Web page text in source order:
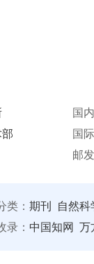
国
国
邮
类： 期刊 自然科
录： 中国知网 万